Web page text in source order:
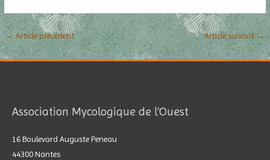
← Article précédent Article suivant →
Association Mycologique de l’Ouest
16 Boulevard Auguste Peneau
44300 Nantes